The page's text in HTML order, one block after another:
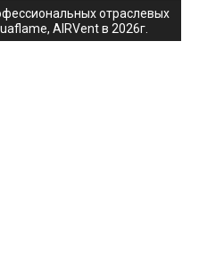
отраслевых
AIRVent в 2026г.